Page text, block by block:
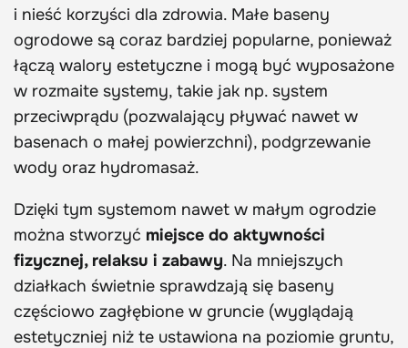
i nieść korzyści dla zdrowia. Małe baseny
ogrodowe są coraz bardziej popularne, ponieważ
łączą walory estetyczne i mogą być wyposażone
w rozmaite systemy, takie jak np. system
przeciwprądu (pozwalający pływać nawet w
basenach o małej powierzchni), podgrzewanie
wody oraz hydromasaż.
Dzięki tym systemom nawet w małym ogrodzie
można stworzyć miejsce do aktywności
fizycznej, relaksu i zabawy. Na mniejszych
działkach świetnie sprawdzają się baseny
częściowo zagłębione w gruncie (wyglądają
estetyczniej niż te ustawiona na poziomie gruntu,